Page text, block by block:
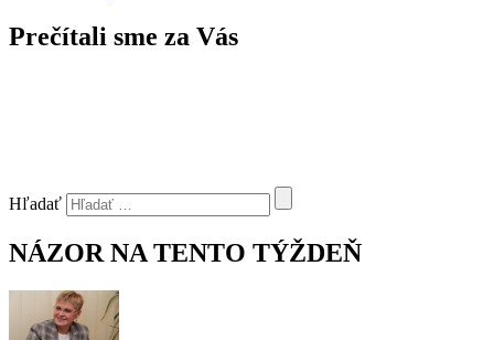
Prečítali sme za Vás
Hľadať
NÁZOR NA TENTO TÝŽDEŇ